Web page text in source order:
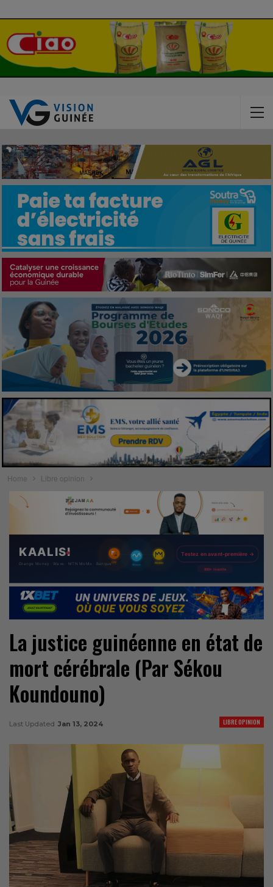
Home Libre opinion
La justice guinéenne en état de
mort cérébrale (Par Sékou
Koundouno)
LIBRE OPINION
Last Updated Jan 13, 2024